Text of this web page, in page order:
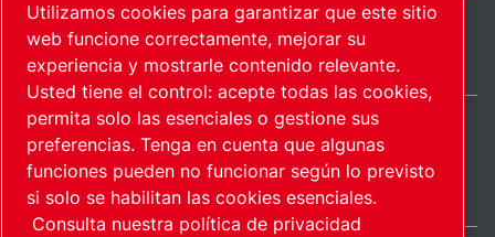
Mapa del sitioAdministrar cookies© 2026 Derecho de autor.
Mexico / ES
Utilizamos cookies para garantizar que este sitio
web funcione correctamente, mejorar su
experiencia y mostrarle contenido relevante.
Usted tiene el control: acepte todas las cookies,
permita solo las esenciales o gestione sus
preferencias. Tenga en cuenta que algunas
funciones pueden no funcionar según lo previsto
si solo se habilitan las cookies esenciales.
Consulta nuestra política de privacidad